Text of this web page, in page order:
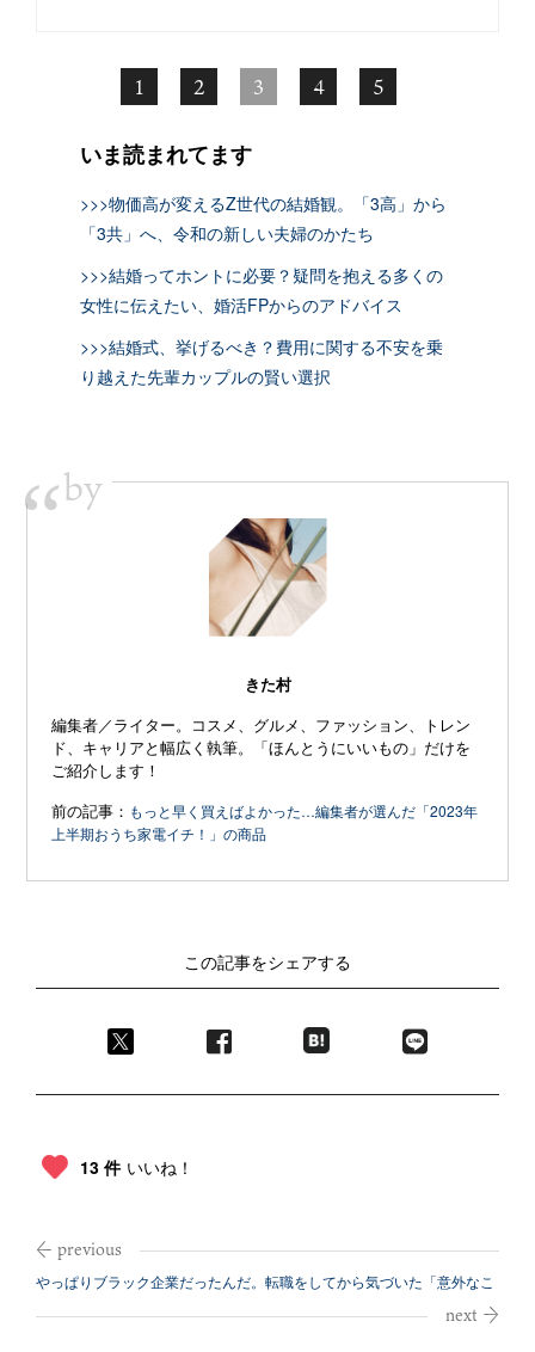
1 2 3 4 5
いま読まれてます
>>>物価高が変えるZ世代の結婚観。「3高」から
「3共」へ、令和の新しい夫婦のかたち
>>>結婚ってホントに必要？疑問を抱える多くの
女性に伝えたい、婚活FPからのアドバイス
>>>結婚式、挙げるべき？費用に関する不安を乗
り越えた先輩カップルの賢い選択
“by
きた村
編集者／ライター。コスメ、グルメ、ファッション、トレン
ド、キャリアと幅広く執筆。「ほんとうにいいもの」だけを
ご紹介します！
前の記事： もっと早く買えばよかった…編集者が選んだ「2023年
上半期おうち家電イチ！」の商品
この記事をシェアする
13 件 いいね！
やっぱりブラック企業だったんだ。転職をしてから気づいた「意外なこ